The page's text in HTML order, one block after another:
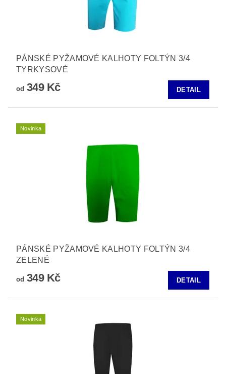
PÁNSKÉ PYŽAMOVÉ KALHOTY FOLTÝN 3/4
TYRKYSOVÉ
od 349 Kč DETAIL
Novinka
PÁNSKÉ PYŽAMOVÉ KALHOTY FOLTÝN 3/4
ZELENÉ
od 349 Kč DETAIL
Novinka